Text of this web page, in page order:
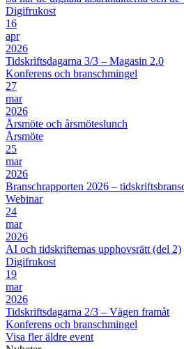
Digifrukost
16
apr
2026
Tidskriftsdagarna 3/3 – Magasin 2.0
Konferens och branschmingel
27
mar
2026
Årsmöte och årsmöteslunch
Årsmöte
25
mar
2026
Branschrapporten 2026 –
Webinar
24
mar
2026
AI och tidskrifternas upphovsrätt (del 2)
Digifrukost
19
mar
2026
Tidskriftsdagarna 2/3 – Vägen framåt
Konferens och branschmingel
Visa fler äldre event